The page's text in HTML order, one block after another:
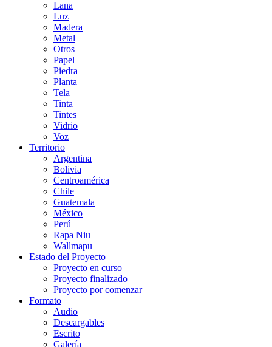
Lana
Luz
Madera
Metal
Otros
Papel
Piedra
Planta
Tela
Tinta
Tintes
Vidrio
Voz
Territorio
Argentina
Bolivia
Centroamérica
Chile
Guatemala
México
Perú
Rapa Niu
Wallmapu
Estado del Proyecto
Proyecto en curso
Proyecto finalizado
Proyecto por comenzar
Formato
Audio
Descargables
Escrito
Galería